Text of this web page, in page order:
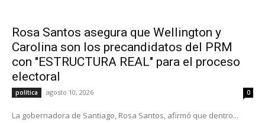
Rosa Santos asegura que Wellington y
Carolina son los precandidatos del PRM
con "ESTRUCTURA REAL" para el proceso
electoral
política agosto 10, 2026 0
La gobernadora de Santiago, Rosa Santos, afirmó que dentro...